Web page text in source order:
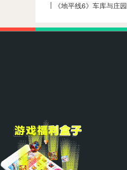
《地平线6》车库与庄